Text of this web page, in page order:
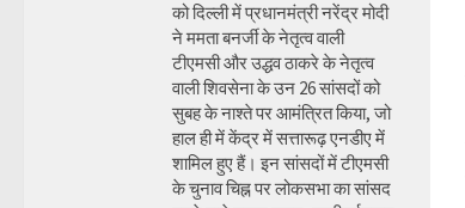
को दिल्ली में प्रधानमंत्री नरेंद्र मोदी
ने ममता बनर्जी के नेतृत्व वाली
टीएमसी और उद्धव ठाकरे के नेतृत्व
वाली शिवसेना के उन 26 सांसदों को
सुबह के नाश्ते पर आमंत्रित किया, जो
हाल ही में केंद्र में सत्तारूढ़ एनडीए में
शामिल हुए हैं। इन सांसदों में टीएमसी
के चुनाव चिह्न पर लोकसभा का सांसद